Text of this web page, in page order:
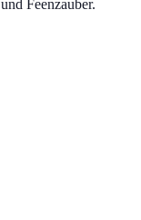
Feenzauber.